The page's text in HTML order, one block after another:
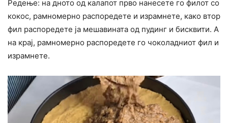
Редење: на дното од калапот прво нанесете го филот со
кокос, рамномерно распоредете и израмнете, како втор
фил распоредете ја мешавината од пудинг и бисквити. А
на крај, рамномерно распоредете го чоколадниот фил и
израмнете.